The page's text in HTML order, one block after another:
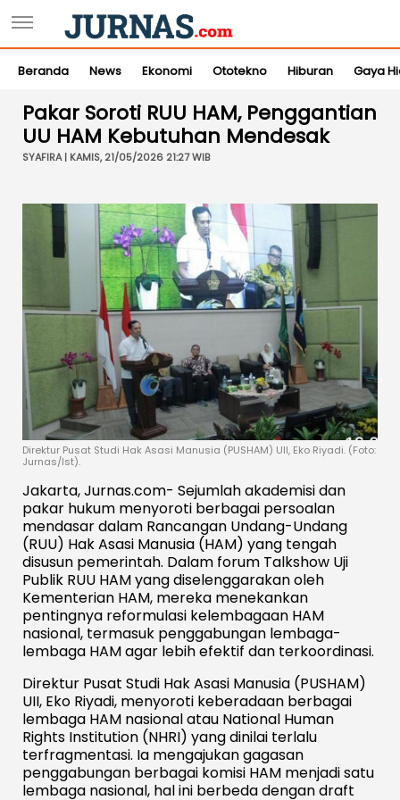
Beranda News Ekonomi Ototekno Hiburan Gaya
Pakar Soroti RUU HAM, Penggantian
UU HAM Kebutuhan Mendesak
SYAFIRA | KAMIS, 21/05/2026 21:27 WIB
Direktur Pusat Studi Hak Asasi Manusia (PUSHAM) UII, Eko Riyadi. (Foto:
Jurnas/Ist).
Jakarta, Jurnas.com- Sejumlah akademisi dan
pakar hukum menyoroti berbagai persoalan
mendasar dalam Rancangan Undang-Undang
(RUU) Hak Asasi Manusia (HAM) yang tengah
disusun pemerintah. Dalam forum Talkshow Uji
Publik RUU HAM yang diselenggarakan oleh
Kementerian HAM, mereka menekankan
pentingnya reformulasi kelembagaan HAM
nasional, termasuk penggabungan lembaga-
lembaga HAM agar lebih efektif dan terkoordinasi.
Direktur Pusat Studi Hak Asasi Manusia (PUSHAM)
UII, Eko Riyadi, menyoroti keberadaan berbagai
lembaga HAM nasional atau National Human
Rights Institution (NHRI) yang dinilai terlalu
terfragmentasi. Ia mengajukan gagasan
penggabungan berbagai komisi HAM menjadi satu
lembaga nasional, hal ini berbeda dengan draft